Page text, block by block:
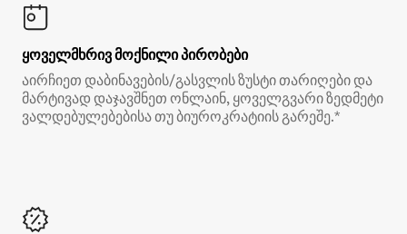
ყოველმხრივ მოქნილი პირობები
აირჩიეთ დაბინავების/გასვლის ზუსტი თარიღები და
მარტივად დაჯავშნეთ ონლაინ, ყოველგვარი ზედმეტი
ვალდებულებებისა თუ ბიუროკრატიის გარეშე.*